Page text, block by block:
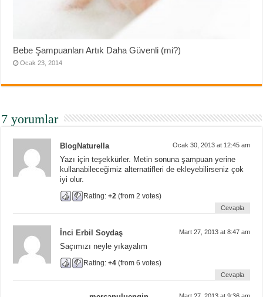
Bebe Şampuanları Artık Daha Güvenli (mi?)
Ocak 23, 2014
7 yorumlar
BlogNaturella Ocak 30, 2013 at 12:45 am
Yazı için teşekkürler. Metin sonuna şampuan yerine
kullanabileceğimiz alternatifleri de ekleyebilirseniz çok
iyi olur.
Rating:+2 (from 2 votes)
Cevapla
İnci Erbil Soydaş Mart 27, 2013 at 8:47 am
Saçımızı neyle yıkayalım
Rating:+4 (from 6 votes)
Cevapla